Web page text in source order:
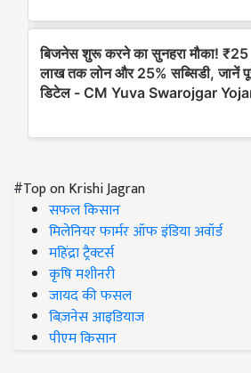
#Top on Krishi Jagran
सफल किसान
मिलेनियर फार्मर ऑफ इंडिया अवॉर्ड
महिंद्रा ट्रैक्टर्स
कृषि मशीनरी
जायद की फसल
बिज़नेस आइडियाज
पीएम किसान